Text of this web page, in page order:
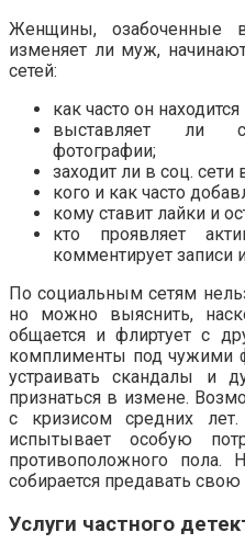
Женщины, озабоченные
изменяет ли муж,
сетей:
как часто он
выставляет ли
фотографии;
заходит ли в соц.
кого и как часто
кому ставит лайки и
кто проявляет
комментирует записи
По социальным сетям
но можно выяснить,
общается и флиртует с
комплименты под чужими
устраивать скандалы и
признаться в измене.
с кризисом средних
испытывает особую
противоположного пола.
собирается предавать
Услуги частного